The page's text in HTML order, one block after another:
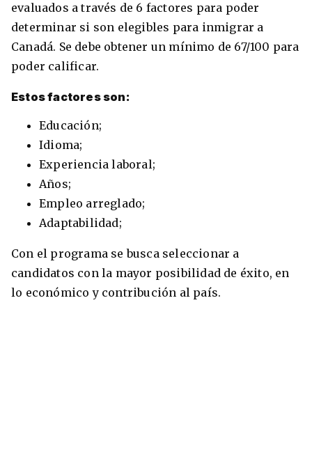
evaluados a través de 6 factores para poder
determinar si son elegibles para inmigrar a
Canadá. Se debe obtener un mínimo de 67/100 para
poder calificar.
Estos factores son:
Educación;
Idioma;
Experiencia laboral;
Años;
Empleo arreglado;
Adaptabilidad;
Con el programa se busca seleccionar a
candidatos con la mayor posibilidad de éxito, en
lo económico y contribución al país.